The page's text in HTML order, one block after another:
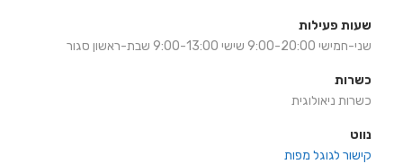
שעות פעילות
שני-חמישי 9:00-20:00 שישי 9:00-13:00 שבת-ראשון סגור
כשרות
כשרות ניאולוגית
נווט
קישור לגוגל מפות